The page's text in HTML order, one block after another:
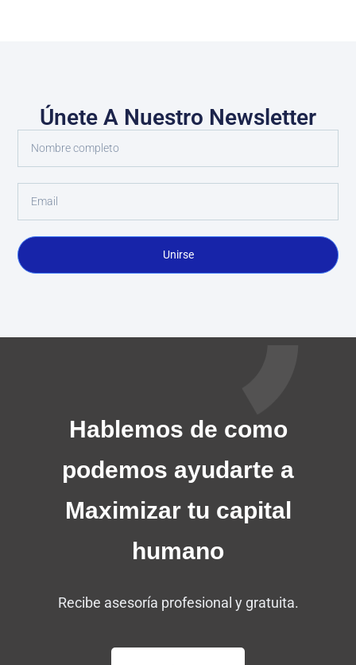
Únete A Nuestro Newsletter
Unirse
Hablemos de como
podemos ayudarte a
Maximizar tu capital
humano
Recibe asesoría profesional y gratuita.